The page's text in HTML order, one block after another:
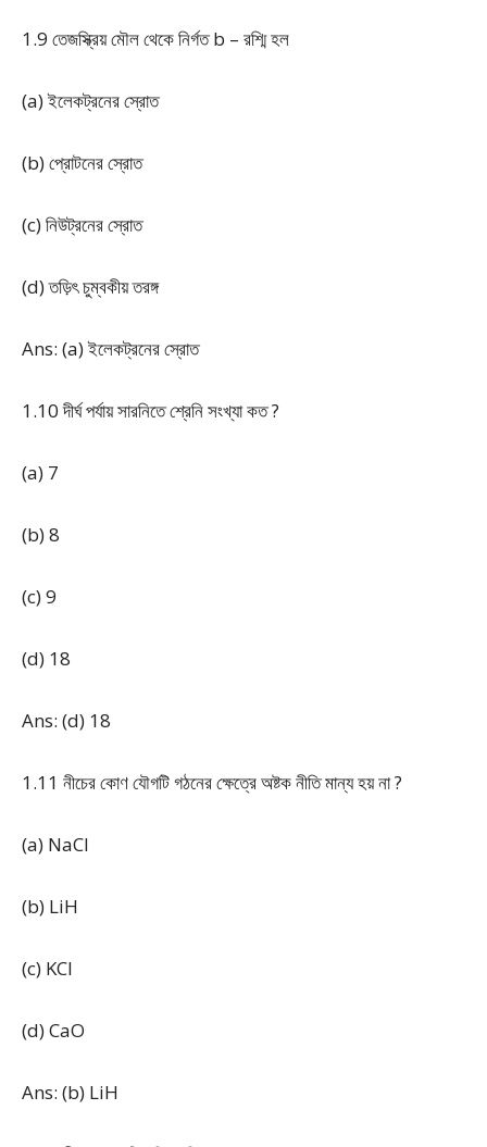
1.9 তেজস্ক্রিয় মৌল থেকে নির্গত b – রশ্মি হল
(a) ইলেকট্রনের স্রোত
(b) প্রোটনের স্রোত
(c) নিউট্রনের স্রোত
(d) তড়িৎ চুম্বকীয় তরঙ্গ
Ans: (a) ইলেকট্রনের স্রোত
1.10 দীর্ঘ পর্যায় সারনিতে শ্রেনি সংখ্যা কত ?
(a) 7
(b) 8
(c) 9
(d) 18
Ans: (d) 18
1.11 নীচের কোণ যৌগটি গঠনের ক্ষেত্রে অষ্টক নীতি মান্য হয় না ?
(a) NaCl
(b) LiH
(c) KCl
(d) CaO
Ans: (b) LiH